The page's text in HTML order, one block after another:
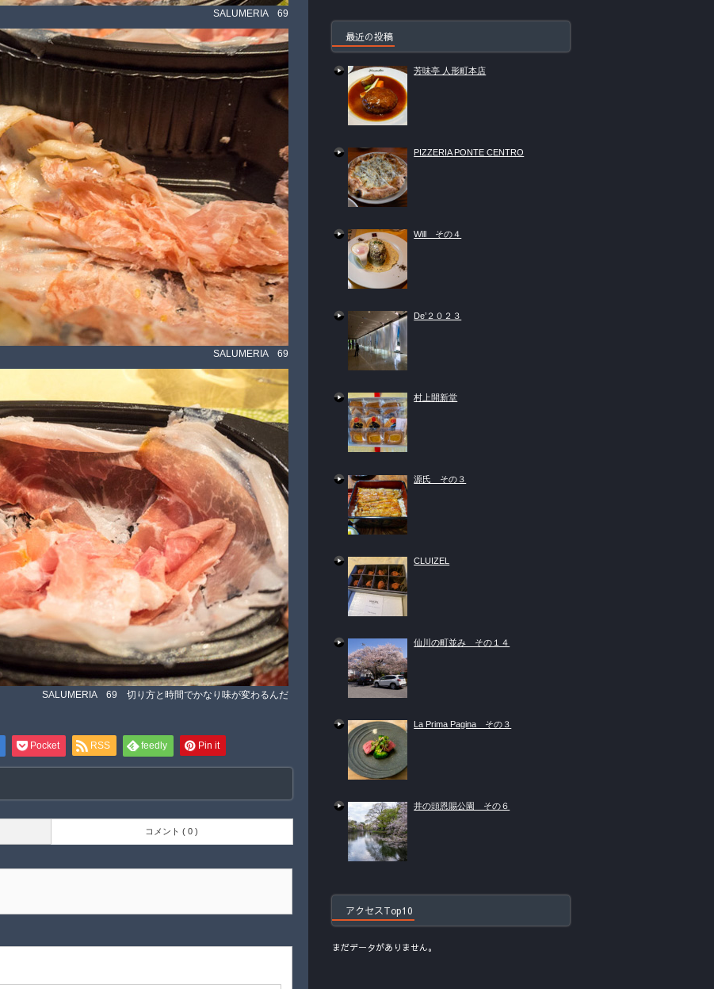
SALUMERIA 69
SALUMERIA 69
SALUMERIA 69 切り方と時間でかなり味が変わるんだ
Pocket RSS feedly Pin it
コメント ( 0 )
最近の投稿
芳味亭 人形町本店
PIZZERIA PONTE CENTRO
Will その４
De’２０２３
村上開新堂
源氏 その３
CLUIZEL
仙川の町並み その１４
La Prima Pagina その３
井の頭恩賜公園 その６
アクセスTop10
まだデータがありません。